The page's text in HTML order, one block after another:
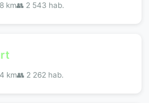
km👥 2 543 hab.
km👥 2 262 hab.